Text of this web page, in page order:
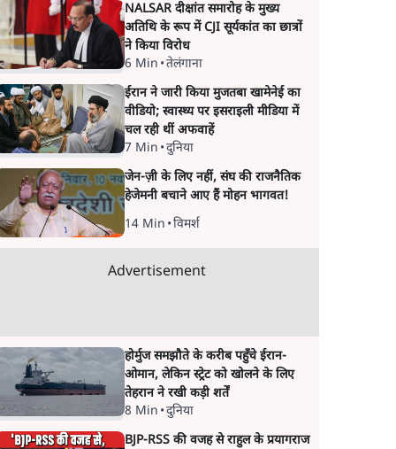
NALSAR दीक्षांत समारोह के मुख्य
अतिथि के रूप में CJI सूर्यकांत का छात्रों
ने किया विरोध
6 Min •तेलंगाना
ईरान ने जारी किया मुजतबा खामेनेई का
वीडियो; स्वास्थ्य पर इसराइली मीडिया में
चल रही थीं अफवाहें
7 Min •दुनिया
जेन-ज़ी के लिए नहीं, संघ की राजनैतिक
हेजेमनी बचाने आए हैं मोहन भागवत!
14 Min •विमर्श
Advertisement
होर्मुज समझौते के करीब पहुँचे ईरान-
ओमान, लेकिन स्ट्रेट को खोलने के लिए
तेहरान ने रखी कड़ी शर्तें
8 Min •दुनिया
BJP-RSS की वजह से राहुल के प्रयागराज